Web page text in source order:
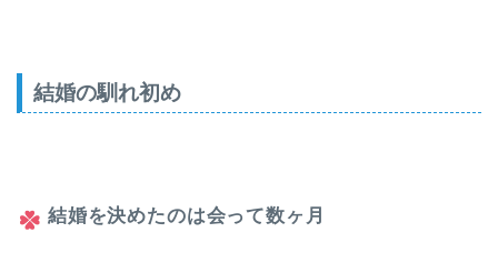
結婚の馴れ初め
結婚を決めたのは会って数ヶ月